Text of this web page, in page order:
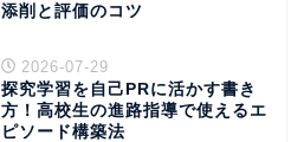
添削と評価のコツ
2026-07-29
探究学習を自己PRに活かす書き
方！高校生の進路指導で使えるエ
ピソード構築法